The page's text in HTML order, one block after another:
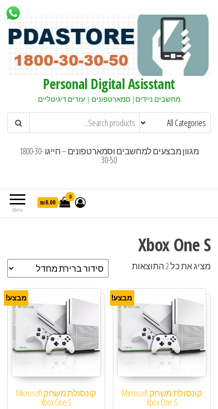
Personal Digital Asisstant
מחשבים ניידים| סמארטפונים | עזרים דיגיטליים
מגוון מבצעים למחשבים וסמארטפונים – חייגו 1800-30-
30-50
Menu
0
₪0.00
Xbox One S
מציג את כל 2 התוצאות
מבצע!
קונסולת משחק Microsoft
Xbox One S
מבצע!
קונסולת משחק Microsoft
Xbox One S